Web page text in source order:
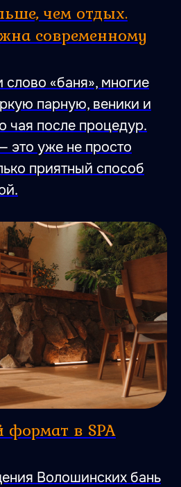
чем отдых.
современному
«баня», многие
парную, веники и
чая после процедур.
это уже не просто
приятный способ
в SPA
Волошинских бань